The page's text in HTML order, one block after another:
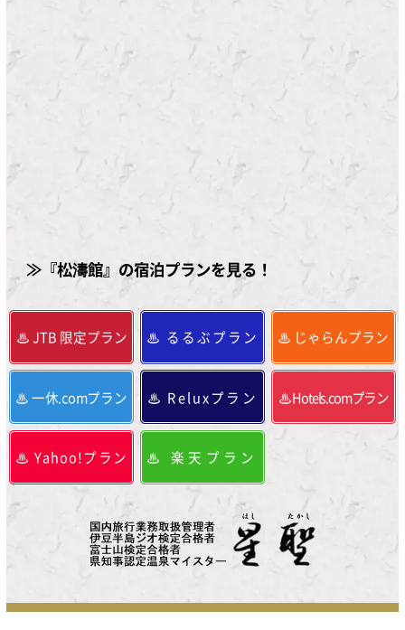
≫『松濤館』の宿泊プランを見る！
JTB 限定プラン るるぶプラン じゃらんプラン
一休.comプラン Reluxプラン Hotels.comプラン
Yahoo!プラン 楽天プラン